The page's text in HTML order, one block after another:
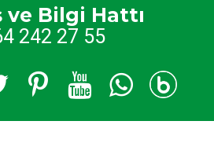
ve Bilgi Hattı
242 27 55